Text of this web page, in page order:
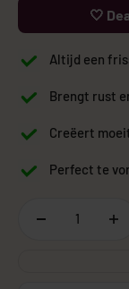
🤍
Altijd een
Brengt rust
Creëert
Perfect te